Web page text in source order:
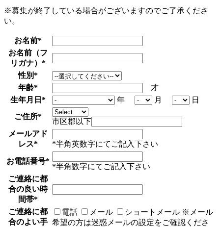
※募集が終了している場合がございますのでご了承くださ
い。
お名前*
お名前（フ
リガナ） *
性別*
年齢*
才
生年月日 * 年 月
日
ご住所*
市区郡以下
メールアド
レス* *半角英数字にてご記入下さい
お電話番号*
*半角数字にてご記入下さい
ご連絡に都
合の良い時
間帯*
ご連絡に都
合のよい手
電話 メール ショートメール ※メール
希望の方は迷惑メールの設定をご確認くださ